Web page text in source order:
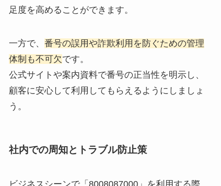
足度を高めることができます。
一方で、 番号の誤用や詐欺利用を防ぐための管理
体制も不可欠です。
公式サイトや案内資料で番号の正当性を明示し、
顧客に安心して利用してもらえるようにしましょ
う。
社内での周知とトラブル防止策
ビジネスシーンで「8008087000」を利用する際